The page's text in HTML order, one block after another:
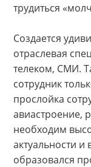
трудиться
Создается
отраслевая
телеком, СМИ.
сотрудник
прослойка
авиастроение,
необходим
актуальности
образовался